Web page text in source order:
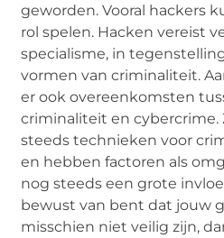
geworden. Vooral hackers
rol spelen. Hacken vereist
specialisme, in
vormen van criminaliteit.
er ook overeenkomsten
criminaliteit en cybercrime.
steeds technieken voor
en hebben factoren als
nog steeds een grote
bewust van bent dat jouw
misschien niet veilig zijn,